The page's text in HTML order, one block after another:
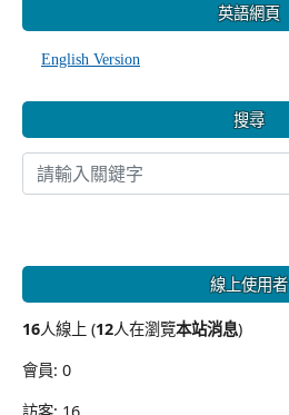
英語網頁
English Version
搜尋
線上使用者
16人線上 (12人在瀏覽本站消息)
會員: 0